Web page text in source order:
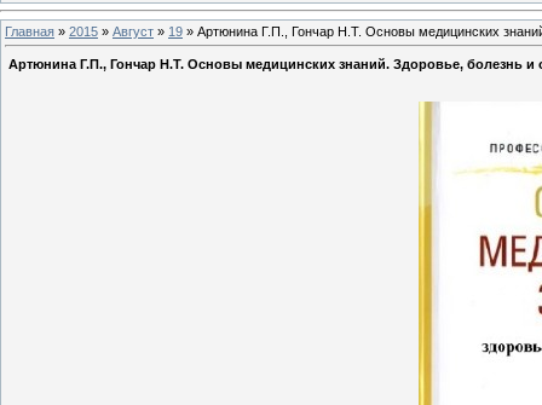
Главная » 2015 » Август » 19 » Артюнина Г.П., Гончар Н.Т. Основы медицинских
Артюнина Г.П., Гончар Н.Т. Основы медицинских знаний. Здоровье, болезнь и